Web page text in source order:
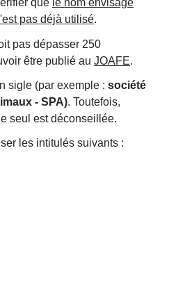
que le nom envisagé
pas déjà utilisé.
pas dépasser 250
être publié au JOAFE.
sigle (par exemple : société
- SPA). Toutefois,
seul est déconseillée.
les intitulés suivants :